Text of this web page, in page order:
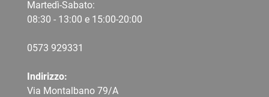
Martedì-Sabato:
08:30 - 13:00 e 15:00-20:00
0573 929331
Indirizzo:
Via Montalbano 79/A